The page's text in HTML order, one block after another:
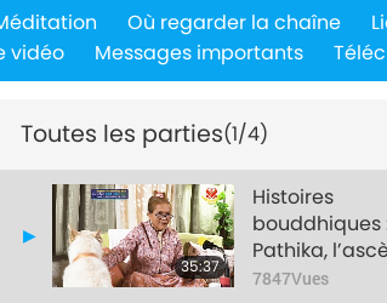
Où regarder la chaîne
vidéo Messages importants
Toutes les parties(1/4)
35:37
Histoires
bouddhiques
Pathika,
partie 1/4
7847Vues